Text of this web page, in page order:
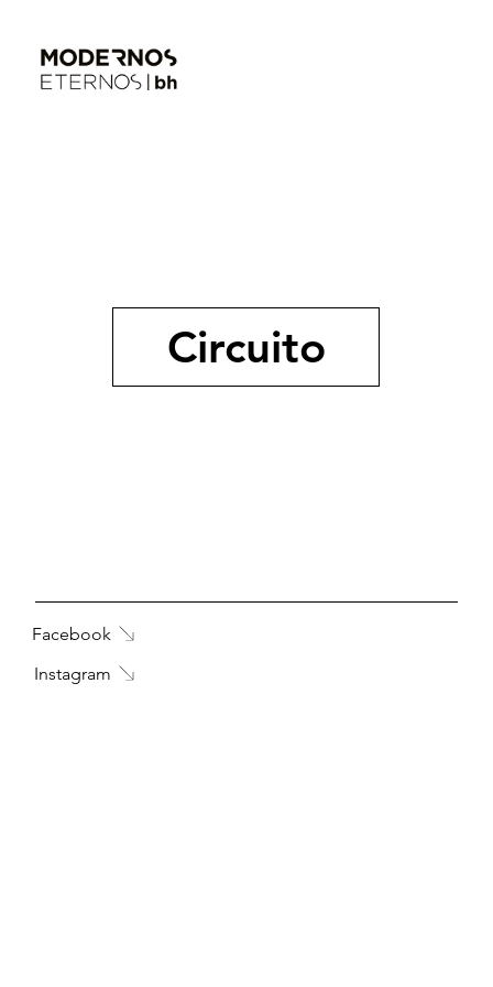
Circuito
Facebook
Instagram